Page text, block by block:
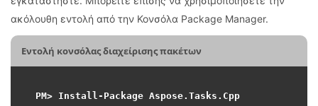
ακόλουθη εντολή από την Κονσόλα Package Manager.
Εντολή κονσόλας διαχείρισης πακέτων